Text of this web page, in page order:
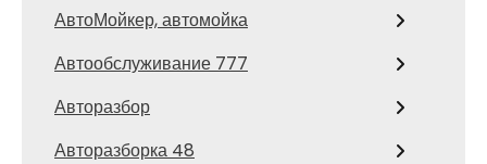
АвтоМойкер, автомойка
Автообслуживание 777
Авторазбор
Авторазборка 48